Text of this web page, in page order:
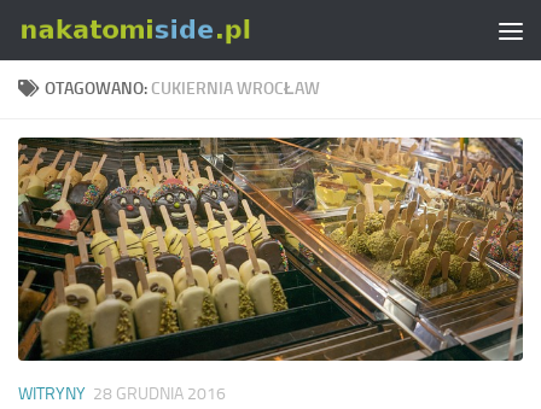
Skip to content
OTAGOWANO: CUKIERNIA WROCŁAW
WITRYNY 28 GRUDNIA 2016